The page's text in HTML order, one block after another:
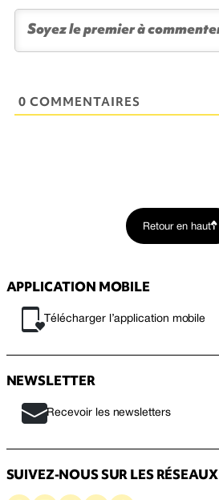
0 COMMENTAIRES
Retour en haut
APPLICATION MOBILE
Télécharger l’application mobile
NEWSLETTER
Recevoir les newsletters
SUIVEZ-NOUS SUR LES RÉSEAUX